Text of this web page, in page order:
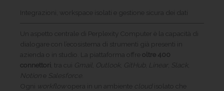
Integrazioni, workspace isolati e gestione sicura dei dati
Un aspetto centrale di Perplexity Computer è la capacità di
dialogare con l’ecosistema di strumenti già presenti in
azienda o in studio. La piattaforma offre oltre 400
connettori , tra cui Gmail Outlook GitHub Linear Slack
Notione Salesforce
Ogni
workflow opera in un ambiente cloud
isolato che